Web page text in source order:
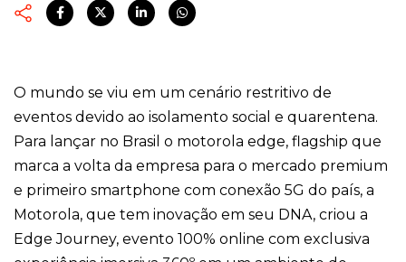
O mundo se viu em um cenário restritivo de
eventos devido ao isolamento social e quarentena.
Para lançar no Brasil o motorola edge, flagship que
marca a volta da empresa para o mercado premium
e primeiro smartphone com conexão 5G do país, a
Motorola, que tem inovação em seu DNA, criou a
Edge Journey, evento 100% online com exclusiva